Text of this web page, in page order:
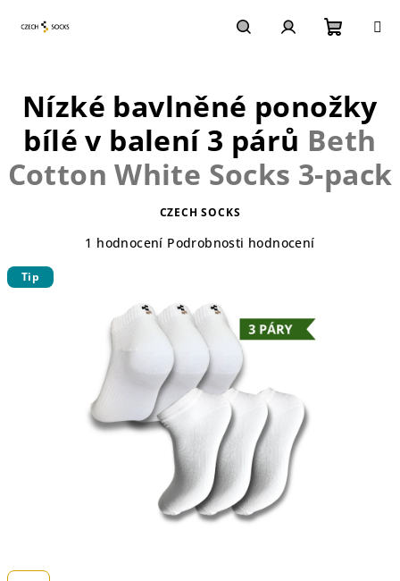
košík
Nízké bavlněné ponožky
bílé v balení 3 párů Beth
Cotton White Socks 3-pack
CZECH SOCKS
Průměrné
hvězdiček.
1 hodnocení Podrobnosti hodnocení
Tip